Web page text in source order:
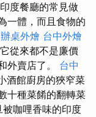
度餐廳的常見做
一體，而且食物的
辦桌外燴 台中外燴
從來都不是廉價
外賣店了。 台中
酒館廚房的狹窄菜
十種菜餚的翻轉菜
被咖哩香味的印度